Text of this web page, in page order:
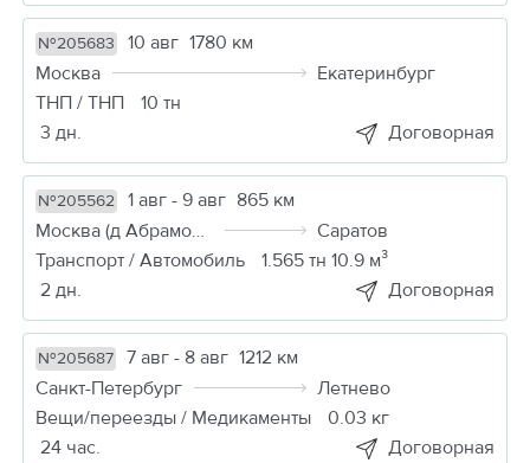
№205683 10 авг 1780 км
Москва
Екатеринбург
ТНП / ТНП
10 тн
3 дн.
Договорная
№205562 1 авг - 9 авг 865 км
Москва (д Абрамовка)
Саратов
Транспорт / Автомобиль
1.565 тн 10.9 м³
2 дн.
Договорная
№205687 7 авг - 8 авг 1212 км
Санкт-Петербург
Летнево
Вещи/переезды / Медикаменты
0.03 кг
24 час.
Договорная